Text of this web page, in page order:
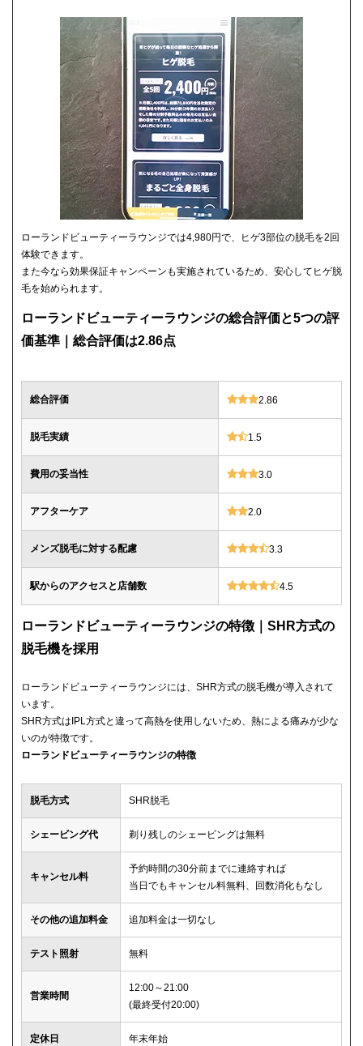
ローランドビューティーラウンジでは4,980円で、ヒゲ3部位の脱毛を2回
体験できます。
また今なら効果保証キャンペーンも実施されているため、安心してヒゲ脱
毛を始められます。
ローランドビューティーラウンジの総合評価と5つの評
価基準｜総合評価は2.86点
総合評価 2.86
脱毛実績 1.5
費用の妥当性 3.0
アフターケア 2.0
メンズ脱毛に対する配慮 3.3
駅からのアクセスと店舗数 4.5
ローランドビューティーラウンジの特徴｜SHR方式の
脱毛機を採用
ローランドビューティーラウンジには、SHR方式の脱毛機が導入されて
います。
SHR方式はIPL方式と違って高熱を使用しないため、熱による痛みが少な
いのが特徴です。
ローランドビューティーラウンジの特徴
脱毛方式 SHR脱毛
シェービング代 剃り残しのシェービングは無料
キャンセル料
予約時間の30分前までに連絡すれば
当日でもキャンセル料無料、回数消化もなし
その他の追加料金 追加料金は一切なし
テスト照射 無料
営業時間
12:00～21:00
(最終受付20:00)
定休日 年末年始